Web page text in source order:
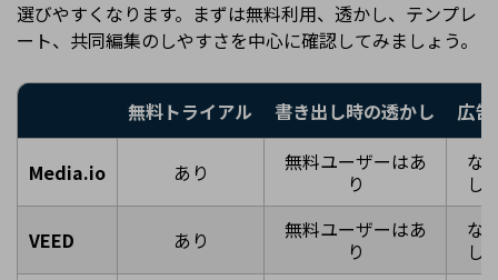
選びやすくなります。まずは無料利用、透かし、テンプレ
ート、共同編集のしやすさを中心に確認してみましょう。
無料トライアル 書き出し時の透かし 広告
Media.io あり
無料ユーザーはあ
り
な
し
VEED あり
無料ユーザーはあ
り
な
し